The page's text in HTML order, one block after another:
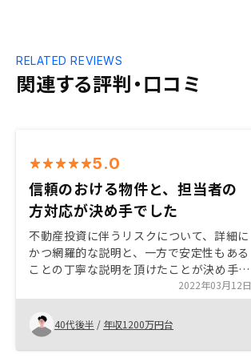
関連する評判・口コミ
RELATED REVIEWS
5.0
信頼のおける物件と、担当者の
方対応が決め手でした
不動産投資に伴うリスクについて、詳細に
かつ網羅的な説明と、一方で安定性もある
ことの丁寧な説明を頂けたことが決め手と
なった。契約までの手続きでは、ラインで
タイムリーにフォローアップをして頂け
た。 いろんな物件を紹介して頂く中で、
投資対象を選定するポイントや着眼点を丁
寧に教えて頂けたことなど。
2022年03月12日
40代後半 / 年収1200万円台